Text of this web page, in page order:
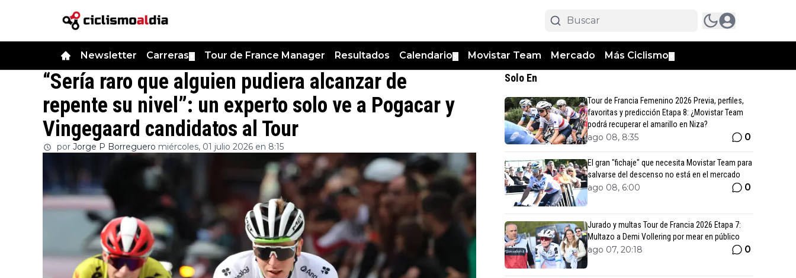
Newsletter Carreras Tour de France Manager Resultados Calendario Movistar Team Mercado Más Ciclismo
“Sería raro que alguien pudiera alcanzar de
repente su nivel”: un experto solo ve a Pogacar y
Vingegaard candidatos al Tour
por Jorge P Borreguero miércoles, 01 julio 2026 en 8:15
Solo En
Tour de Francia Femenino 2026 Previa, perfiles,
favoritas y predicción Etapa 8: ¿Movistar Team
podrá recuperar el amarillo en Niza?
ago 08, 8:35 0
El gran "fichaje" que necesita Movistar Team para
salvarse del descenso no está en el mercado
ago 08, 6:00 0
Jurado y multas Tour de Francia 2026 Etapa 7:
Multazo a Demi Vollering por mear en público
ago 07, 20:18 0